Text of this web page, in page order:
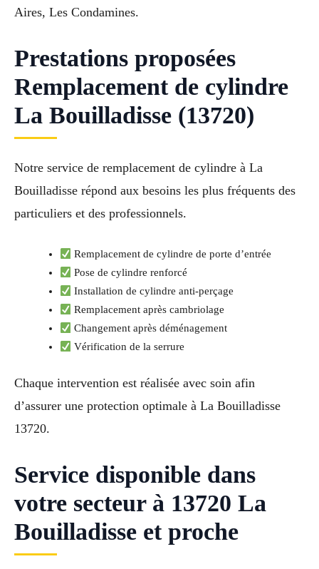
Aires, Les Condamines.
Prestations proposées
Remplacement de cylindre
La Bouilladisse (13720)
Notre service de remplacement de cylindre à La
Bouilladisse répond aux besoins les plus fréquents des
particuliers et des professionnels.
Remplacement de cylindre de porte d’entrée
Pose de cylindre renforcé
Installation de cylindre anti-perçage
Remplacement après cambriolage
Changement après déménagement
Vérification de la serrure
Chaque intervention est réalisée avec soin afin
d’assurer une protection optimale à La Bouilladisse
13720.
Service disponible dans
votre secteur à 13720 La
Bouilladisse et proche